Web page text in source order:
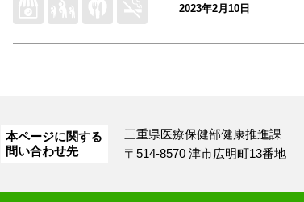
2023年2月10日
本ページに関する
問い合わせ先
三重県医療保健部健康推進課
〒514-8570 津市広明町13番地